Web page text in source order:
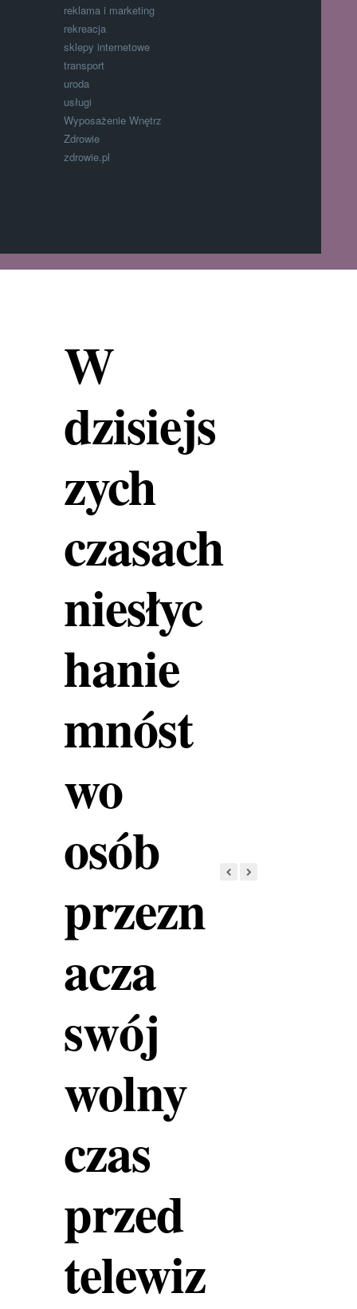
reklama i marketing
rekreacja
sklepy internetowe
transport
uroda
usługi
Wyposażenie Wnętrz
Zdrowie
zdrowie.pl
W
dzisiejs
zych
czasach
niesłyc
hanie
mnóst
wo
osób
przezn
acza
swój
wolny
czas
przed
telewiz